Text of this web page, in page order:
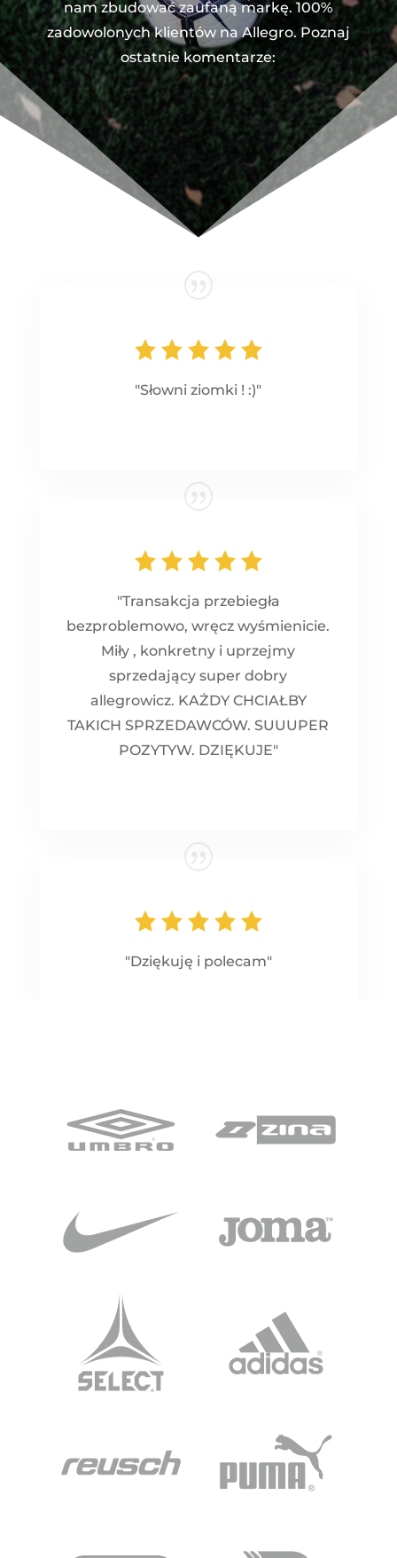
nam zbudować zaufaną markę. 100%
zadowolonych klientów na Allegro. Poznaj
ostatnie komentarze:
"Słowni ziomki ! :)"
"Transakcja przebiegła
bezproblemowo, wręcz wyśmienicie.
Miły , konkretny i uprzejmy
sprzedający super dobry
allegrowicz. KAŻDY CHCIAŁBY
TAKICH SPRZEDAWCÓW. SUUUPER
POZYTYW. DZIĘKUJE"
"Dziękuję i polecam"